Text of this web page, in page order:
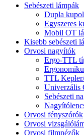
Sebészeti lámpák
Dupla
Egyszeres
Mobil OT
Kisebb sebészeti
Orvosi nagyítók
Ergo-TTL
TTL
Univerzális
Sebészeti
Orvosi fényszórók
Orvosi
Orvosi filmnézők